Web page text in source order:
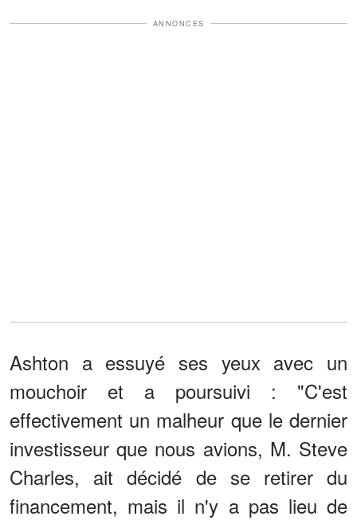
ANNONCES
Ashton a essuyé ses yeux avec un
mouchoir et a poursuivi : "C'est
effectivement un malheur que le dernier
investisseur que nous avions, M. Steve
Charles, ait décidé de se retirer du
financement, mais il n'y a pas lieu de